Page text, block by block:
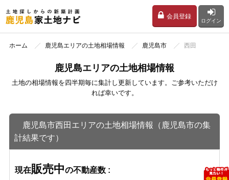
会員登録
ログイン
ホーム 鹿児島エリアの土地相場情報 鹿児島市 西田
鹿児島エリアの土地相場情報
土地の相場情報を四半期毎に集計し更新しています。ご参考いただけ
れば幸いです。
鹿児島市西田エリアの土地相場情報（鹿児島市の集
計結果です）
現在販売中の不動産数 :